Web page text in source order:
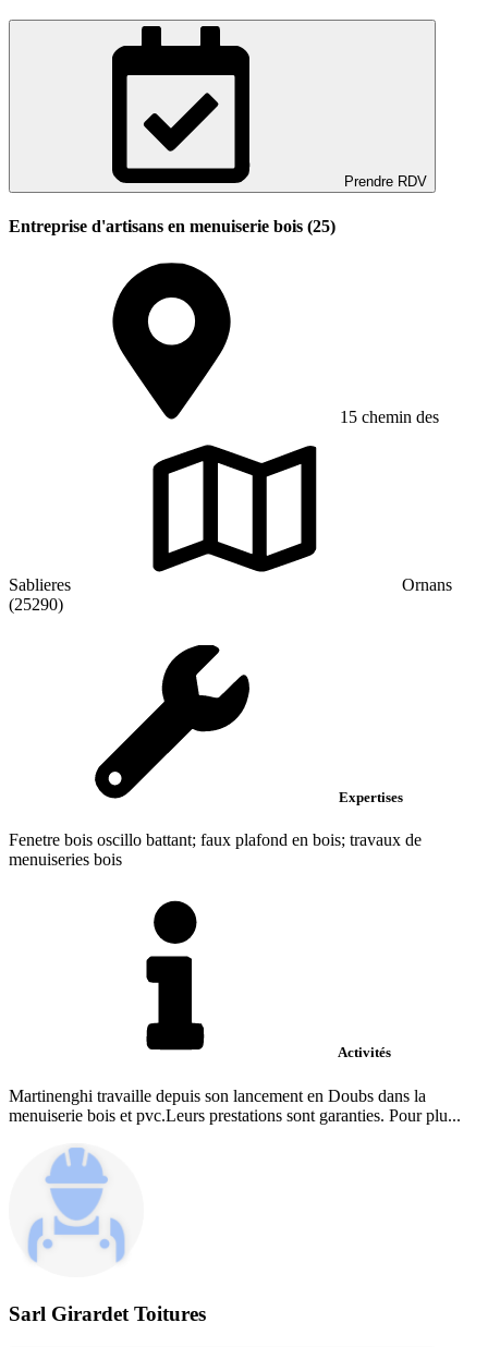
Prendre RDV
Entreprise d'artisans en menuiserie bois (25)
15 chemin des
Sablieres
Ornans
(25290)
Expertises
Fenetre bois oscillo battant; faux plafond en bois; travaux de
menuiseries bois
Activités
Martinenghi travaille depuis son lancement en Doubs dans la
menuiserie bois et pvc.Leurs prestations sont garanties. Pour plu...
Sarl Girardet Toitures